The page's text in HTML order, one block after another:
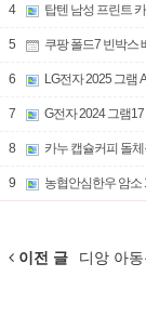
4 탑텐 남성 프린트
5 쿠팡 폴드7 빈박스
6 LG전자 2025 그램
7 G전자 2024 그램
8 카누 캡슐커피 돌
9 농협안심한우 암소
이전 글 디앙 아